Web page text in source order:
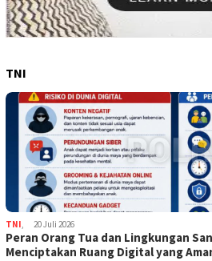
TNI
TNI, 20 Juli 2026
Peran Orang Tua dan Lingkungan
Menciptakan Ruang Digital yang